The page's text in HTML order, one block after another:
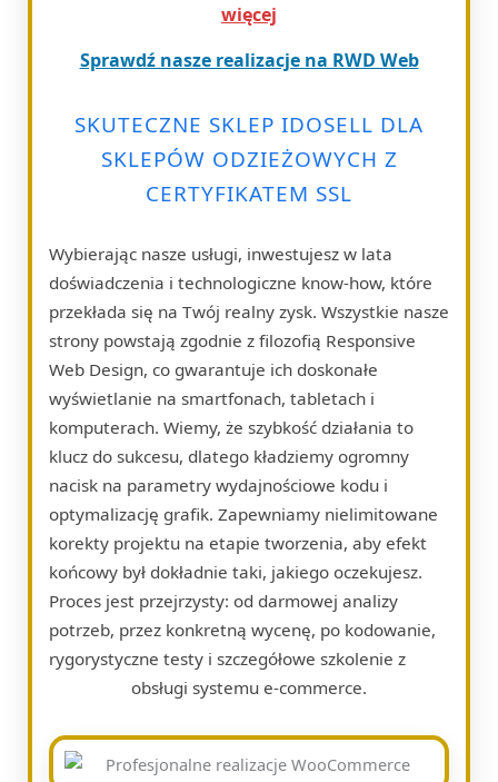
więcej
Sprawdź nasze realizacje na RWD Web
SKUTECZNE SKLEP IDOSELL DLA
SKLEPÓW ODZIEŻOWYCH Z
CERTYFIKATEM SSL
Wybierając nasze usługi, inwestujesz w lata
doświadczenia i technologiczne know-how, które
przekłada się na Twój realny zysk. Wszystkie nasze
strony powstają zgodnie z filozofią Responsive
Web Design, co gwarantuje ich doskonałe
wyświetlanie na smartfonach, tabletach i
komputerach. Wiemy, że szybkość działania to
klucz do sukcesu, dlatego kładziemy ogromny
nacisk na parametry wydajnościowe kodu i
optymalizację grafik. Zapewniamy nielimitowane
korekty projektu na etapie tworzenia, aby efekt
końcowy był dokładnie taki, jakiego oczekujesz.
Proces jest przejrzysty: od darmowej analizy
potrzeb, przez konkretną wycenę, po kodowanie,
rygorystyczne testy i szczegółowe szkolenie z
obsługi systemu e-commerce.